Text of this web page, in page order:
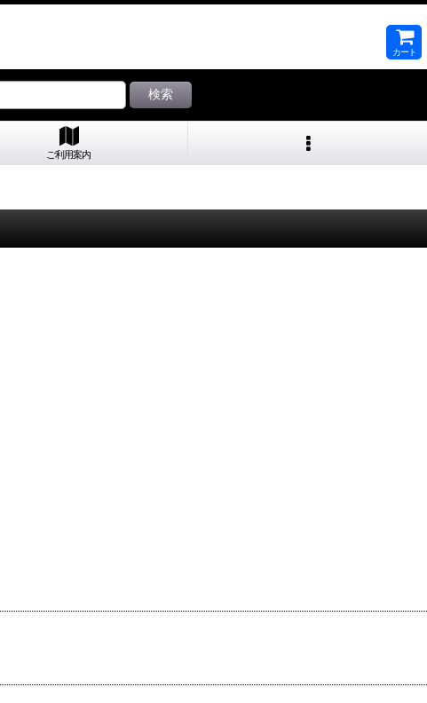
カート
検索
ご利用案内